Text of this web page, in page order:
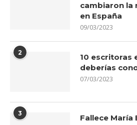
cambiaron la
en España
09/03/2023
2
10 escritoras
deberías
07/03/2023
3
Fallece María